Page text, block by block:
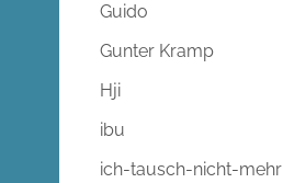
Guido
Gunter Kramp
Hji
ibu
ich-tausch-nicht-mehr